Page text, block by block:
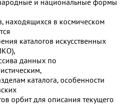
находящихся в космическом
каталогов искусственных
данных по
каталога, особенности
орбит для описания текущего